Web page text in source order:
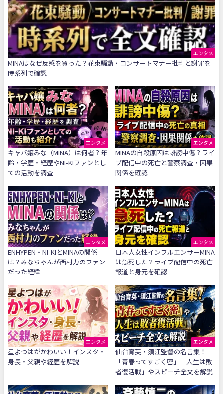
エンタメ
MINAはなぜ反感を買った？花束騒動・コンサートマナー批判と謝罪を
時系列で確認
エンタメ
キャバ嬢みな（MINA）は何者？年
齢・学歴・経歴やNI-KIファンとし
ての活動を調査
エンタメ
MINAの自殺原因は誹謗中傷？ライ
ブ配信中の死亡と警察調査・因果
関係を確認
エンタメ
ENHYPEN・NI-KIとMINAの関係
は？みなちゃんが西村力のファン
だった経緯
エンタメ
日本人女性インフルエンサーMINA
は急死した？ライブ配信中の死亡
報道と身元を確認
エンタメ
星よつはがかわいい！インスタ・
身長・父親や経歴を解説
エンタメ
仙台育英・須江監督の名言集！
「青春ってすごく密」「人生は敗
者復活戦」やスピーチ全文を解説